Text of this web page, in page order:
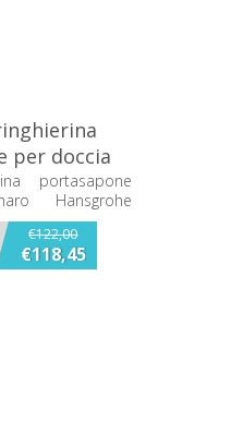
per doccia
26206000
portasapone
Hansgrohe
€122,00
€118,45